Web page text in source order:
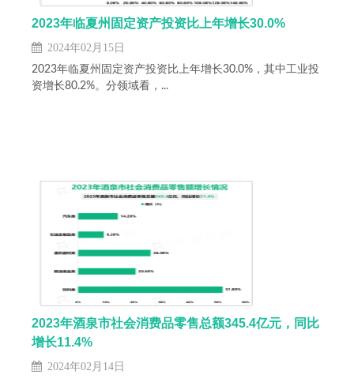
2023年临夏州固定资产投资比上年增长30.0%
2024年02月15日
2023年临夏州固定资产投资比上年增长30.0%，其中工业投
资增长80.2%。分领域看，...
2023年酒泉市社会消费品零售总额345.4亿元，同比
增长11.4%
2024年02月14日